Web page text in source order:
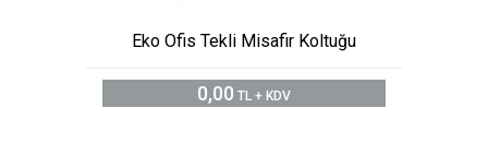
Eko Ofis Tekli Misafir Koltuğu
0,00 TL + KDV